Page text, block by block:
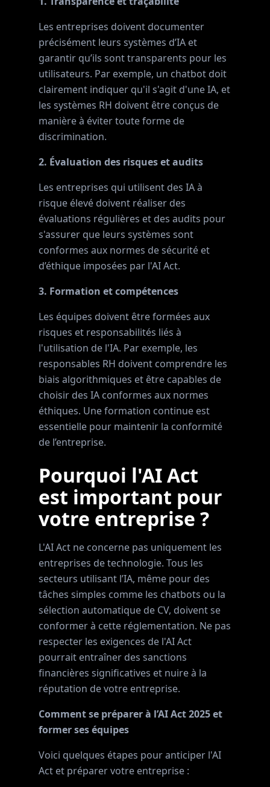
Les entreprises doivent documenter
précisément leurs systèmes d’IA et
garantir qu’ils sont transparents pour les
utilisateurs. Par exemple, un chatbot doit
clairement indiquer qu'il s'agit d'une IA, et
les systèmes RH doivent être conçus de
manière à éviter toute forme de
discrimination.
2. Évaluation des risques et audits
Les entreprises qui utilisent des IA à
risque élevé doivent réaliser des
évaluations régulières et des audits pour
s'assurer que leurs systèmes sont
conformes aux normes de sécurité et
d’éthique imposées par l'AI Act.
3. Formation et compétences
Les équipes doivent être formées aux
risques et responsabilités liés à
l'utilisation de l'IA. Par exemple, les
responsables RH doivent comprendre les
biais algorithmiques et être capables de
choisir des IA conformes aux normes
éthiques. Une formation continue est
essentielle pour maintenir la conformité
de l’entreprise.
Pourquoi l'AI Act
est important pour
votre entreprise ?
L'AI Act ne concerne pas uniquement les
entreprises de technologie. Tous les
secteurs utilisant l’IA, même pour des
tâches simples comme les chatbots ou la
sélection automatique de CV, doivent se
conformer à cette réglementation. Ne pas
respecter les exigences de l'AI Act
pourrait entraîner des sanctions
financières significatives et nuire à la
réputation de votre entreprise.
Comment se préparer à l’AI Act 2025 et
former ses équipes
Voici quelques étapes pour anticiper l'AI
Act et préparer votre entreprise :